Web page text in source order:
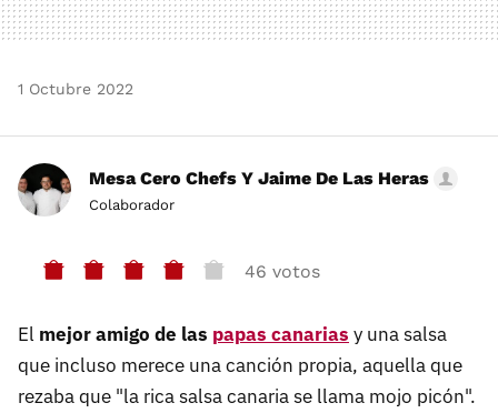
1 Octubre 2022
Mesa Cero Chefs Y Jaime De Las Heras
Colaborador
46 votos
El mejor amigo de las papas canarias y una salsa
que incluso merece una canción propia, aquella que
rezaba que "la rica salsa canaria se llama mojo picón".